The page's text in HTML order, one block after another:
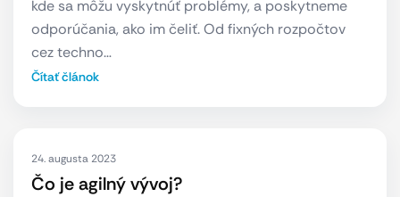
kde sa môžu vyskytnúť problémy, a poskytneme
odporúčania, ako im čeliť. Od fixných rozpočtov
cez techno…
Čítať článok
24. augusta 2023
Čo je agilný vývoj?